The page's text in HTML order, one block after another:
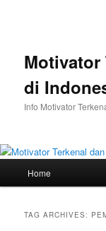
Motivator
di
Info Motivator
Home
TAG ARCHIVES: